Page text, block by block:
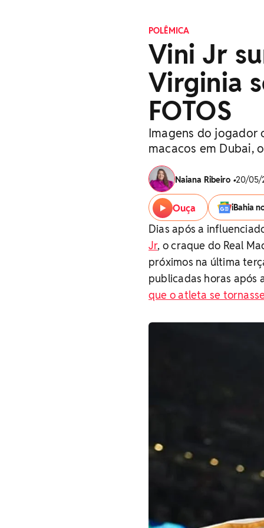
POLÊMICA
Vini Jr
Virginia
FOTOS
Imagens do jogador
macacos em Dubai,
Naiana Ribeiro •20/05/
Ouça iBahia
Dias após a
Jr, o craque do Real
próximos na última
publicadas horas após
que o atleta se